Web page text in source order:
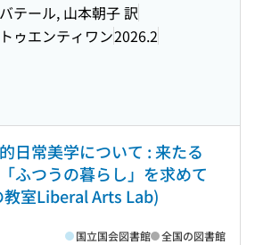
テール, 山本朝子 訳
ゥエンティワン2026.2
日常美学について : 来たる
ふつうの暮らし」を求めて
教室Liberal Arts Lab)
国立国会図書館 全国の図書館